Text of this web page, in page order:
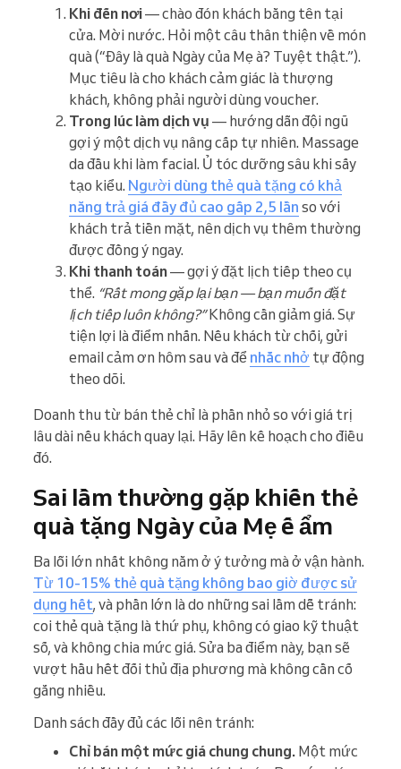
Khi đến nơi— chào đón khách bằng tên tại
cửa. Mời nước. Hỏi một câu thân thiện về món
quà (“Đây là quà Ngày của Mẹ à? Tuyệt thật.”).
Mục tiêu là cho khách cảm giác là thượng
khách, không phải người dùng voucher.
Trong lúc làm dịch vụ — hướng dẫn đội ngũ
gợi ý một dịch vụ nâng cấp tự nhiên. Massage
da đầu khi làm facial. Ủ tóc dưỡng sâu khi sấy
tạo kiểu. Người dùng thẻ quà tặng có khả
năng trả giá đầy đủ cao gấp 2,5 lần so với
khách trả tiền mặt, nên dịch vụ thêm thường
được đồng ý ngay.
Khi thanh toán— gợi ý đặt lịch tiếp theo cụ
thể. “Rất mong gặp lại bạn — bạn muốn đặt
lịch tiếp luôn không?”Không cần giảm giá. Sự
tiện lợi là điểm nhấn. Nếu khách từ chối, gửi
email cảm ơn hôm sau và để nhắc nhở tự động
theo dõi.
Doanh thu từ bán thẻ chỉ là phần nhỏ so với giá trị
lâu dài nếu khách quay lại. Hãy lên kế hoạch cho điều
đó.
Sai lầm thường gặp khiến thẻ
quà tặng Ngày của Mẹ ế ẩm
Ba lỗi lớn nhất không nằm ở ý tưởng mà ở vận hành.
Từ 10-15% thẻ quà tặng không bao giờ được sử
dụng hết, và phần lớn là do những sai lầm dễ tránh:
coi thẻ quà tặng là thứ phụ, không có giao kỹ thuật
số, và không chia mức giá. Sửa ba điểm này, bạn sẽ
vượt hầu hết đối thủ địa phương mà không cần cố
gắng nhiều.
Danh sách đầy đủ các lỗi nên tránh:
Chỉ bán một mức giá chung chung. Một mức